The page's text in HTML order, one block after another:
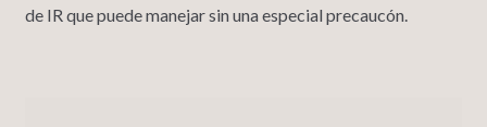
de IR que puede manejar sin una especial precaucón.